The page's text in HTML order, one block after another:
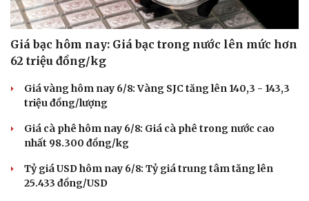
Giá bạc hôm nay: Giá bạc trong nước lên mức hơn
62 triệu đồng/kg
Giá vàng hôm nay 6/8: Vàng SJC tăng lên 140,3 - 143,3
triệu đồng/lượng
Giá cà phê hôm nay 6/8: Giá cà phê trong nước cao
nhất 98.300 đồng/kg
Tỷ giá USD hôm nay 6/8: Tỷ giá trung tâm tăng lên
25.433 đồng/USD